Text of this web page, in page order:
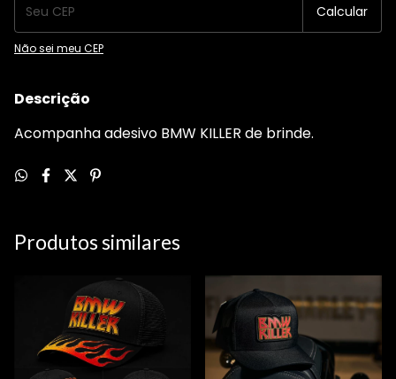
Calcular
Não sei meu CEP
Descrição
Acompanha adesivo BMW KILLER de brinde.
Produtos similares